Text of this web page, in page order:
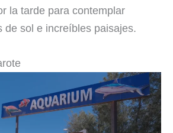
la tarde para contemplar
de sol e increíbles paisajes.